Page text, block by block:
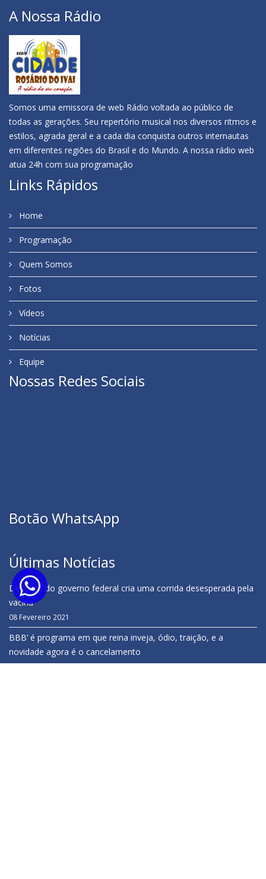
A Nossa Rádio
Somos uma emissora de web Rádio voltada ao público de
todas as gerações. Seu repertório musical nos diversos ritmos e
estilos, agrada geral e a cada dia conquista outros internautas
em diferentes regiões do Brasil e do Mundo. A nossa rádio web
atua 24h com sua programação
Links Rápidos
Home
Programação
Quem Somos
Fotos
Vídeos
Notícias
Equipe
Nossas Redes Sociais
Botão WhatsApp
Últimas Notícias
Descaso do governo federal cria uma corrida desesperada pela
vacina
08 Fevereiro 2021
BBB’ é programa em que reina inveja, ódio, traição, e a
novidade agora é o cancelamento
08 Fevereiro 2021